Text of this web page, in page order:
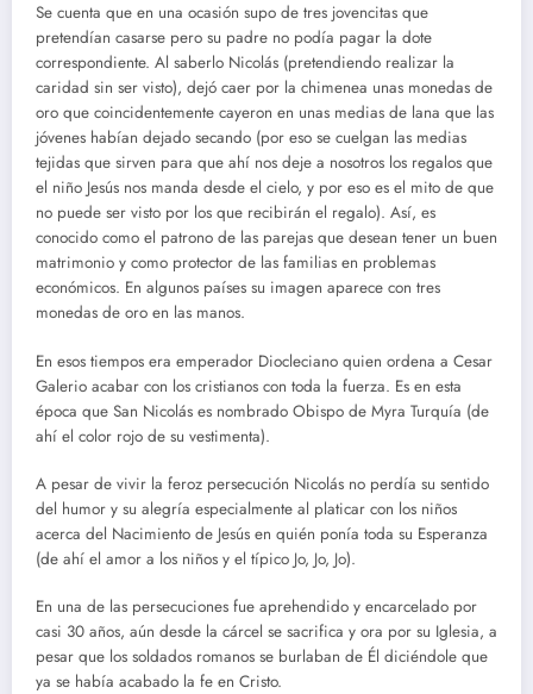
Se cuenta que en una ocasión supo de tres jovencitas que
pretendían casarse pero su padre no podía pagar la dote
correspondiente. Al saberlo Nicolás (pretendiendo realizar la
caridad sin ser visto), dejó caer por la chimenea unas monedas de
oro que coincidentemente cayeron en unas medias de lana que las
jóvenes habían dejado secando (por eso se cuelgan las medias
tejidas que sirven para que ahí nos deje a nosotros los regalos que
el niño Jesús nos manda desde el cielo, y por eso es el mito de que
no puede ser visto por los que recibirán el regalo). Así, es
conocido como el patrono de las parejas que desean tener un buen
matrimonio y como protector de las familias en problemas
económicos. En algunos países su imagen aparece con tres
monedas de oro en las manos.
En esos tiempos era emperador Diocleciano quien ordena a Cesar
Galerio acabar con los cristianos con toda la fuerza. Es en esta
época que San Nicolás es nombrado Obispo de Myra Turquía (de
ahí el color rojo de su vestimenta).
A pesar de vivir la feroz persecución Nicolás no perdía su sentido
del humor y su alegría especialmente al platicar con los niños
acerca del Nacimiento de Jesús en quién ponía toda su Esperanza
(de ahí el amor a los niños y el típico Jo, Jo, Jo).
En una de las persecuciones fue aprehendido y encarcelado por
casi 30 años, aún desde la cárcel se sacrifica y ora por su Iglesia, a
pesar que los soldados romanos se burlaban de Él diciéndole que
ya se había acabado la fe en Cristo.